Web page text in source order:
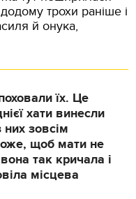
трохи раніше і
й онука,
їх. Це
хати винесли
них зовсім
щоб мати не
так кричала і
місцева